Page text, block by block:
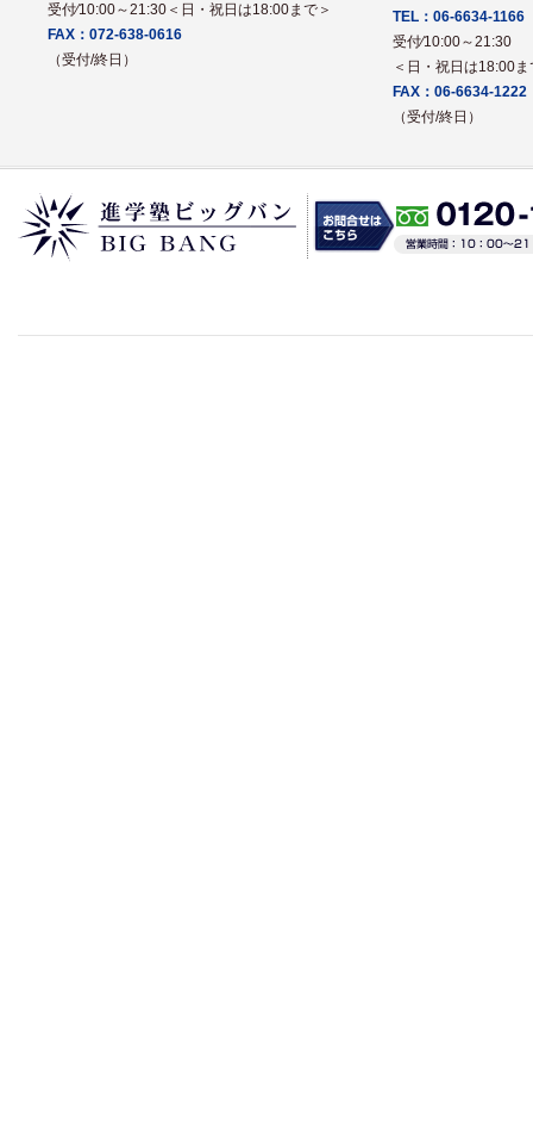
受付⁄10:00～21:30＜日・祝日は18:00まで＞
FAX：072-638-0616
（受付/終日）
TEL：06-6634-1166
受付⁄10:00～21:30
＜日・祝日は18:00ま
FAX：06-6634-1222
（受付/終日）